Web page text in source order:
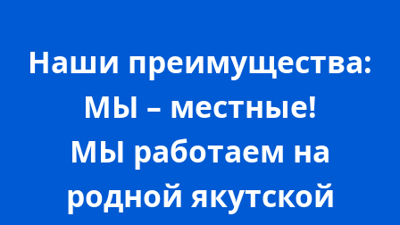
Наши преимущества:
МЫ – местные!
МЫ работаем на
родной якутской